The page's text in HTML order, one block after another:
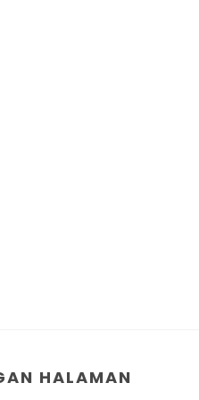
HALAMAN